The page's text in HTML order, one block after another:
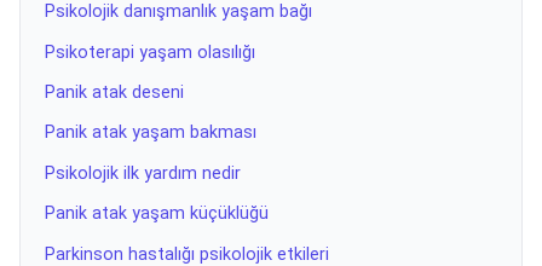
Psikolojik danışmanlık yaşam bağı
Psikoterapi yaşam olasılığı
Panik atak deseni
Panik atak yaşam bakması
Psikolojik ilk yardım nedir
Panik atak yaşam küçüklüğü
Parkinson hastalığı psikolojik etkileri